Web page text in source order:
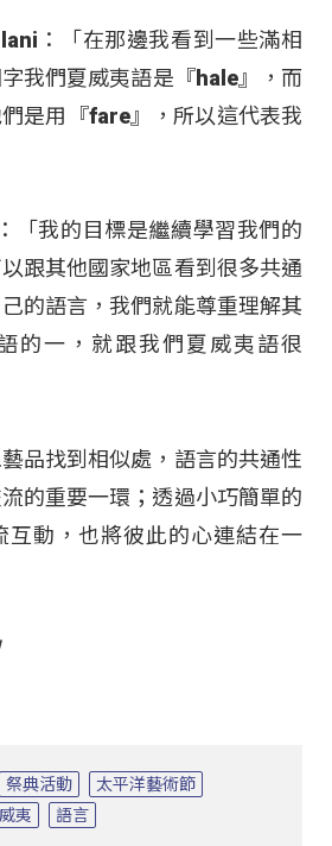
：「在那邊我看到一些滿相
我們夏威夷語是『hale』，而
是用『fare』，所以這代表我
「我的目標是繼續學習我們的
跟其他國家地區看到很多共通
的語言，我們就能尊重理解其
的一，就跟我們夏威夷語很
品找到相似處，語言的共通性
的重要一環；透過小巧簡單的
互動，也將彼此的心連結在一
祭典活動
太平洋藝術節
夷
語言